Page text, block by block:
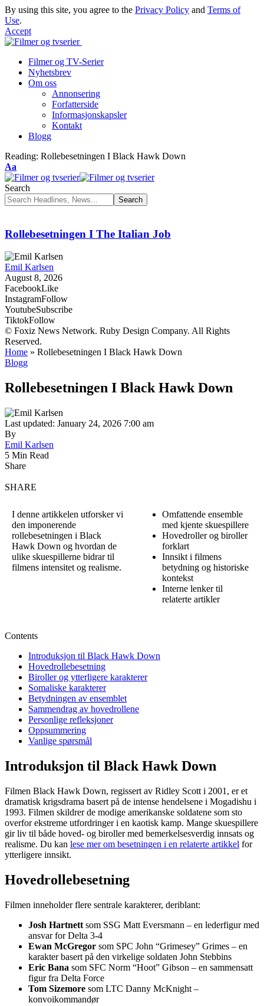
By using this site, you agree to the Privacy Policy and Terms of
Use.
Accept
Filmer og TV-Serier
Nyhetsbrev
Om oss
Annonsering
Forfatterside
Informasjonskapsler
Kontakt
Blogg
Reading: Rollebesetningen I Black Hawk Down
Font
Resizer
Aa
Search
Rollebesetningen I The Italian Job
Emil Karlsen
August 8, 2026
FacebookLike
InstagramFollow
YoutubeSubscribe
TiktokFollow
© Foxiz News Network. Ruby Design Company. All Rights
Reserved.
Home » Rollebesetningen I Black Hawk Down
Blogg
Rollebesetningen I Black Hawk Down
Last updated: January 24, 2026 7:00 am
By
Emil Karlsen
5 Min Read
Share
SHARE
I denne artikkelen utforsker vi
den imponerende
rollebesetningen i Black
Hawk Down og hvordan de
ulike skuespillerne bidrar til
filmens intensitet og realisme.
Omfattende ensemble
med kjente skuespillere
Hovedroller og biroller
forklart
Innsikt i filmens
betydning og historiske
kontekst
Interne lenker til
relaterte artikler
Contents
Introduksjon til Black Hawk Down
Hovedrollebesetning
Biroller og ytterligere karakterer
Somaliske karakterer
Betydningen av ensemblet
Sammendrag av hovedrollene
Personlige refleksjoner
Oppsummering
Vanlige spørsmål
Introduksjon til Black Hawk Down
Filmen Black Hawk Down, regissert av Ridley Scott i 2001, er et
dramatisk krigsdrama basert på de intense hendelsene i Mogadishu i
1993. Filmen skildrer de modige amerikanske soldatene som sto
overfor ekstreme utfordringer i en kaotisk kamp. Mange skuespillere
gir liv til både hoved- og biroller med bemerkelsesverdig innsats og
realisme. Du kan lese mer om besetningen i en relaterte artikkel for
ytterligere innsikt.
Hovedrollebesetning
Filmen inneholder flere sentrale karakterer, deriblant:
Josh Hartnett som SSG Matt Eversmann – en lederfigur med
ansvar for Delta 3-4
Ewan McGregor som SPC John “Grimesey” Grimes – en
karakter basert på den virkelige soldaten John Stebbins
Eric Bana som SFC Norm “Hoot” Gibson – en sammensatt
figur fra Delta Force
Tom Sizemore som LTC Danny McKnight –
konvoikommandør